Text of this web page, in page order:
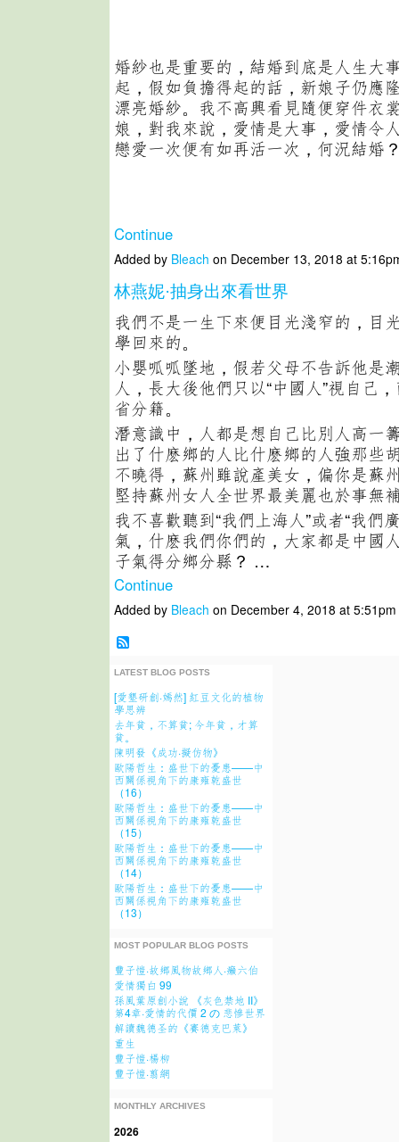
婚紗也是重要的，結婚到底是人生大
起，假如負擔得起的話，新娘子仍應
漂亮婚紗。我不高興看見隨便穿件衣
娘，對我來說，愛情是大事，愛情令
戀愛一次便有如再活一次，何況結婚
Continue
Added by Bleach on December 13, 2018 at
林燕妮·抽身出來看世界
我們不是一生下來便目光淺窄的，目
學回來的。
小嬰呱呱墜地，假若父母不告訴他是
人，長大後他們只以“中國人”視自己
省分籍。
潛意識中，人都是想自己比別人高一
出了什麽鄉的人比什麽鄉的人強那些
不曉得，蘇州雖說產美女，偏你是蘇
堅持蘇州女人全世界最美麗也於事無
我不喜歡聽到“我們上海人”或者“我們
氣，什麽我們你們的，大家都是中國
子氣得分鄉分縣？ …
Continue
Added by Bleach on December 4, 2018 at
LATEST BLOG POSTS
[愛墾研創·嫣然] 紅豆文化的植物
學思辨
去年貧，不算貧; 今年貧，才算
貧。
陳明發《成功·擬仿物》
歐陽哲生：盛世下的憂患——中
西關係視角下的康雍乾盛世
（16）
歐陽哲生：盛世下的憂患——中
西關係視角下的康雍乾盛世
（15）
歐陽哲生：盛世下的憂患——中
西關係視角下的康雍乾盛世
（14）
歐陽哲生：盛世下的憂患——中
西關係視角下的康雍乾盛世
（13）
MOST POPULAR BLOG POSTS
豐子愷·故鄉風物故鄉人·癩六伯
愛情獨白 99
孫風葉原創小說 《灰色禁地 II》
第4章·愛情的代價 2 の 悲慘世界
解讀魏德圣的《賽德克巴萊》
重生
豐子愷·楊柳
豐子愷·翦網
MONTHLY ARCHIVES
2026